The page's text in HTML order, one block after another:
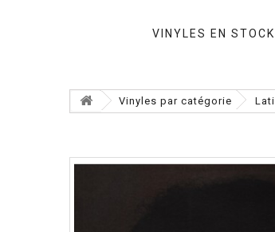
VINYLES EN STOCK
Vinyles par catégorie